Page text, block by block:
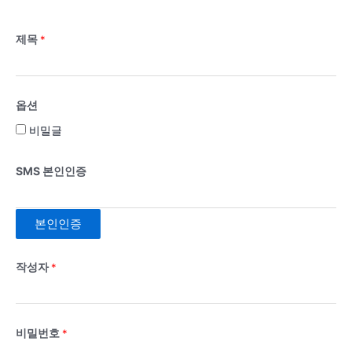
제목 *
옵션
비밀글
SMS 본인인증
본인인증
작성자 *
비밀번호 *